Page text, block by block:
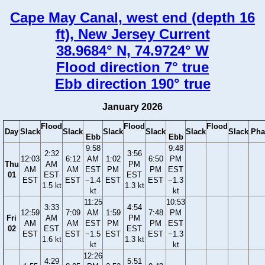
Cape May Canal, west end (depth 16
ft), New Jersey Current
38.9684° N, 74.9724° W
Flood direction 7° true
Ebb direction 190° true
January 2026
Day Slack
Flood
Slack
Ebb
Slack
Flood
Slack
Ebb
Slack
Flood
Slack
Thu
01
12:03
AM
EST
2:32
AM
EST
1.5 kt
6:12
AM
EST
9:58
AM
EST
−1.4
kt
1:02
PM
EST
3:56
PM
EST
1.3 kt
6:50
PM
EST
9:48
PM
EST
−1.3
kt
Fri
02
12:59
AM
EST
3:33
AM
EST
1.6 kt
7:09
AM
EST
11:25
AM
EST
−1.5
kt
1:59
PM
EST
4:54
PM
EST
1.3 kt
7:48
PM
EST
10:53
PM
EST
−1.3
kt
4:29
12:26
5:51